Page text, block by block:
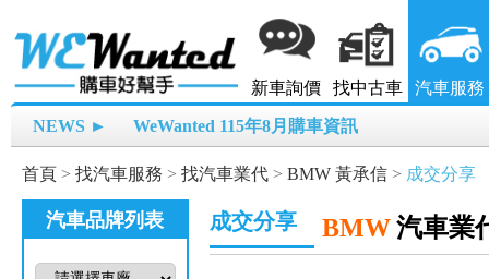
新車詢價 找中古車 汽車服務
NEWS ► WeWanted 115年8月購車資訊
首頁 > 找汽車服務 > 找汽車業代 > BMW 黃承信 > 成交分享
汽車品牌列表 成交分享 BMW 汽車業